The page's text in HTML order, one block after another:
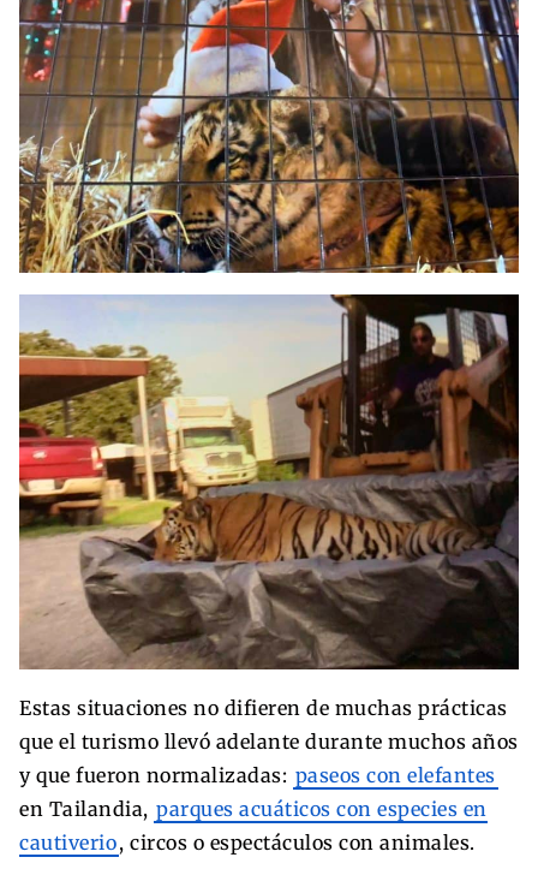
Estas situaciones no difieren de muchas prácticas
que el turismo llevó adelante durante muchos años
y que fueron normalizadas: paseos con elefantes
en Tailandia, parques acuáticos con especies en
cautiverio, circos o espectáculos con animales.